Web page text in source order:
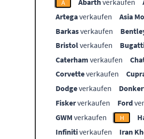
A Abarthverkaufen
Artegaverkaufen Asia
Barkasverkaufen
Bristolverkaufen
Caterham verkaufen
Corvetteverkaufen
Dodgeverkaufen
Fiskerverkaufen Ford
GWM verkaufen H
Infinitiverkaufen Iran